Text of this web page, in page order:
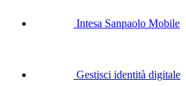
Intesa Sanpaolo Mobile
Gestisci identità digitale